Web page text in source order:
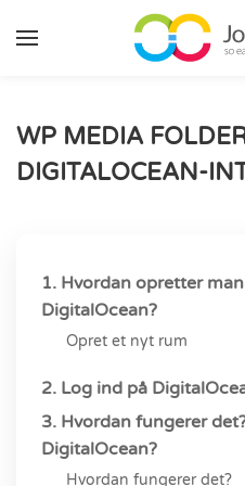
Gå til hovedindhold
WP MEDIA
DIGITALOCEAN-
1. Hvordan opretter
DigitalOcean?
Opret et nyt rum
2. Log ind på
3. Hvordan fungerer
DigitalOcean?
Hvordan fungerer det?